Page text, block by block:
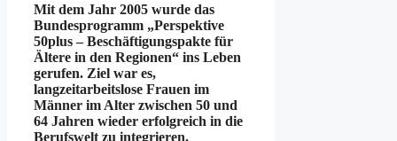
Mit dem Jahr 2005 wurde das
Bundesprogramm „Perspektive
50plus – Beschäftigungspakte für
Ältere in den Regionen“ ins Leben
gerufen. Ziel war es,
langzeitarbeitslose Frauen im
Männer im Alter zwischen 50 und
64 Jahren wieder erfolgreich in die
Berufswelt zu integrieren.